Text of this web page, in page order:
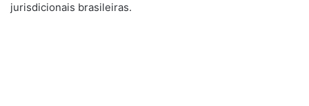
jurisdicionais brasileiras.